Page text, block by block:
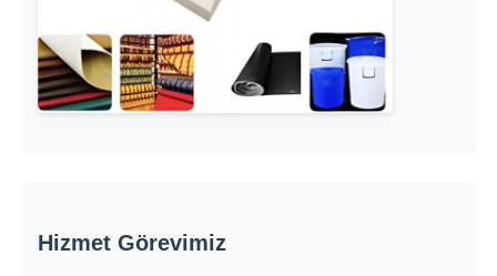
Hizmet Görevimiz